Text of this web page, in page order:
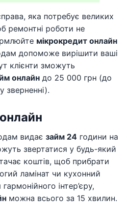
яка потребує великих
ремонтні роботи не
мікрокредит онлайн
допоможе вирішити ваші
клієнти зможуть
онлайн до 25 000 грн (до
зверненні).
видає займ 24 години на
звертатися у будь-який
коштів, щоб прибрати
ламінат чи кухонний
інтер’єру,
можна всього за 15 хвилин.